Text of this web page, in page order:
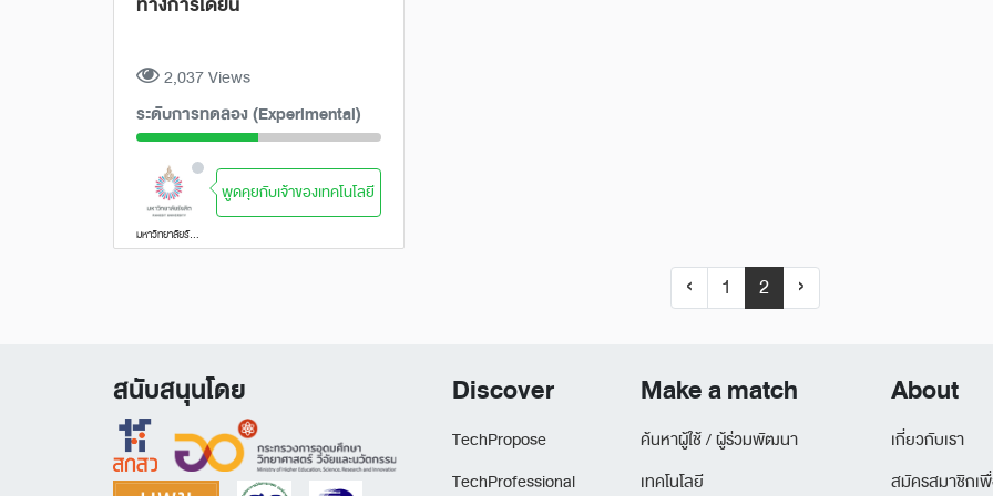
2,037 Views
ระดับการทดลอง (Experimental)
มหาวิทยาลัยรังสิต
พูดคุยกับเจ้าของเทคโนโลยี
‹ 1 2 ›
สนับสนุนโดย Discover
TechPropose
TechProfessional
Make a match
ค้นหาผู้ใช้ / ผู้ร่วมพัฒนา
เทคโนโลยี
About
เกี่ยวกับเรา
สมัครสมาชิกเ